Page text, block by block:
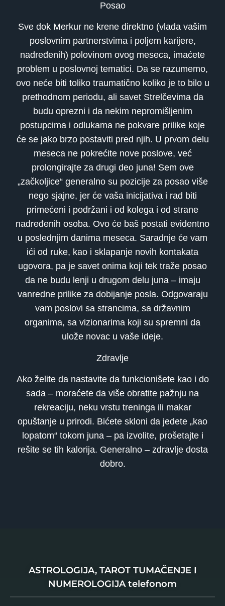
Posao
Sve dok Merkur ne krene direktno (vlada vašim
poslovnim partnerstvima i poljem karijere,
nadređenih) polovinom ovog meseca, imaćete
problem u poslovnoj tematici. Da se razumemo,
ovo neće biti toliko traumatično koliko je to bilo u
prethodnom periodu, ali savet Strelčevima da
budu oprezni i da nekim nepromišljenim
postupcima i odlukama ne pokvare prilike koje
će se jako brzo postaviti pred njih. U prvom delu
meseca ne pokrećite nove poslove, već
prolongirajte za drugi deo juna! Sem ove
„začkoljice“ generalno su pozicije za posao više
nego sjajne, jer će vaša inicijativa i rad biti
primećeni i podržani i od kolega i od strane
nadređenih osoba. Ovo će baš postati evidentno
u poslednjim danima meseca. Saradnje će vam
ići od ruke, kao i sklapanje novih kontakata
ugovora, pa je savet onima koji tek traže posao
da ne budu lenji u drugom delu juna – imaju
vanredne prilike za dobijanje posla. Odgovaraju
vam poslovi sa strancima, sa državnim
organima, sa vizionarima koji su spremni da
ulože novac u vaše ideje.
Zdravlje
Ako želite da nastavite da funkcionišete kao i do
sada – moraćete da više obratite pažnju na
rekreaciju, neku vrstu treninga ili makar
opuštanje u prirodi. Bićete skloni da jedete „kao
lopatom“ tokom juna – pa izvolite, prošetajte i
rešite se tih kalorija. Generalno – zdravlje dosta
dobro.
ASTROLOGIJA, TAROT TUMAČENJE I
NUMEROLOGIJA telefonom